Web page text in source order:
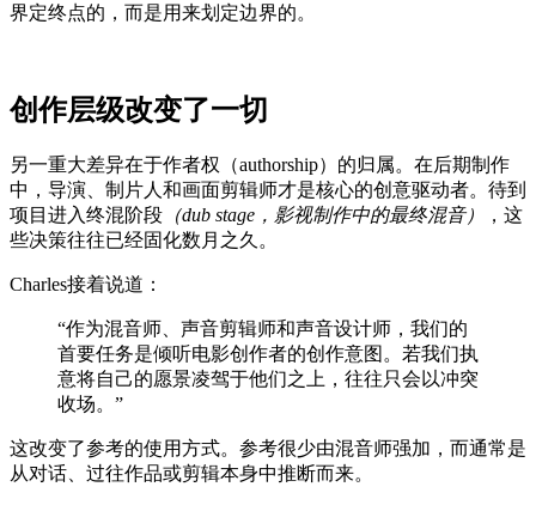
界定终点的，而是用来划定边界的。
创作层级改变了一切
另一重大差异在于作者权（authorship）的归属。在后期制作
中，导演、制片人和画面剪辑师才是核心的创意驱动者。待到
项目进入终混阶段 （dub stage，影视制作中的最终混音）
，这
些决策往往已经固化数月之久。
Charles接着说道：
“作为混音师、声音剪辑师和声音设计师，我们的
首要任务是倾听电影创作者的创作意图。若我们执
意将自己的愿景凌驾于他们之上，往往只会以冲突
收场。”
这改变了参考的使用方式。参考很少由混音师强加，而通常是
从对话、过往作品或剪辑本身中推断而来。